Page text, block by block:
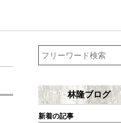
林隆ブログ
新着の記事